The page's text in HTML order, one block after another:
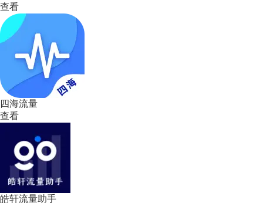
查看
四海流量
查看
皓轩流量助手